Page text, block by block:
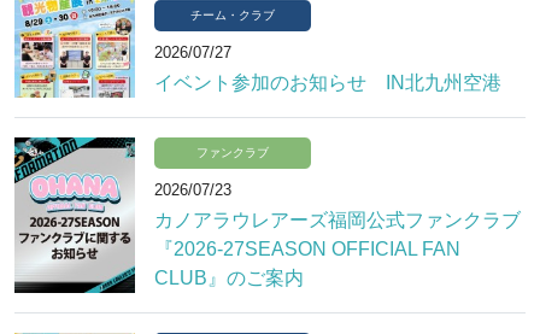
チーム・クラブ
2026/07/27
イベント参加のお知らせ IN北九州空港
ファンクラブ
2026/07/23
カノアラウレアーズ福岡公式ファンクラブ
『2026-27SEASON OFFICIAL FAN
CLUB』のご案内